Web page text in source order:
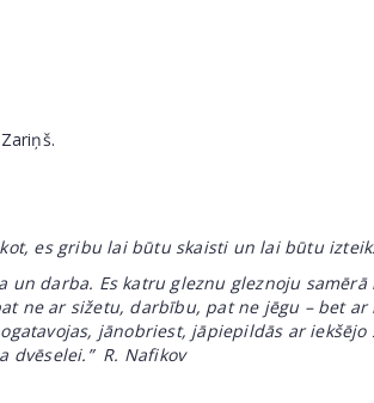
es gribu lai būtu skaisti un lai būtu
darba. Es katru gleznu gleznoju samērā
ne ar sižetu, darbību, pat ne jēgu – bet
jānobriest, jāpiepildās ar iekšējo
dvēselei.” R. Nafikov